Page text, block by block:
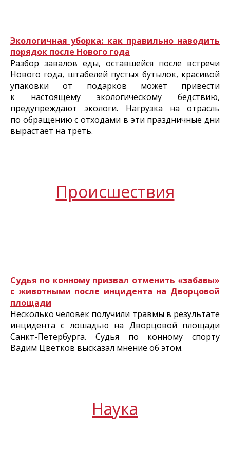
Экологичная уборка: как правильно наводить
порядок после Нового года
Разбор завалов еды, оставшейся после встречи
Нового года, штабелей пустых бутылок, красивой
упаковки от подарков может привести
к настоящему экологическому бедствию,
предупреждают экологи. Нагрузка на отрасль
по обращению с отходами в эти праздничные дни
вырастает на треть.
Происшествия
Судья по конному призвал отменить «забавы»
с животными после инцидента на Дворцовой
площади
Несколько человек получили травмы в результате
инцидента с лошадью на Дворцовой площади
Санкт-Петербурга. Судья по конному спорту
Вадим Цветков высказал мнение об этом.
Наука